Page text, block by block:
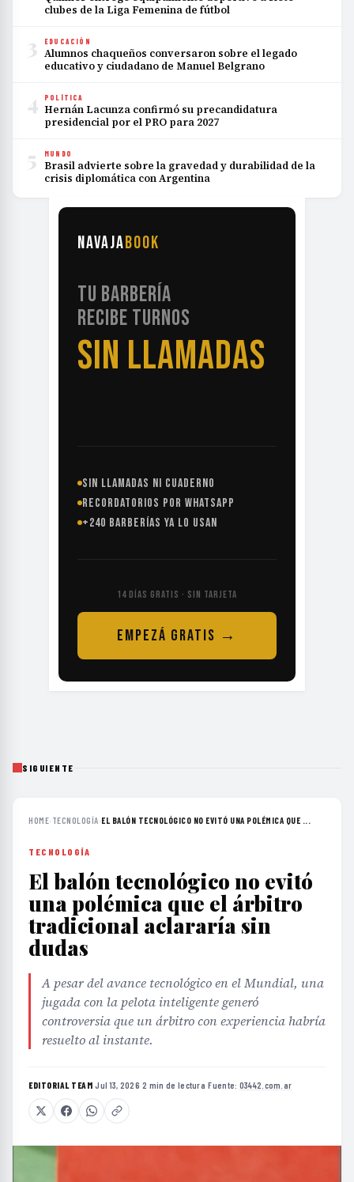
clubes de la Liga Femenina de fútbol
3 EDUCACIÓN
Alumnos chaqueños conversaron sobre el legado
educativo y ciudadano de Manuel Belgrano
4 POLÍTICA
Hernán Lacunza confirmó su precandidatura
presidencial por el PRO para 2027
5 MUNDO
Brasil advierte sobre la gravedad y durabilidad de la
crisis diplomática con Argentina
NAVAJABOOK
TU BARBERÍA
RECIBE TURNOS
SIN LLAMADAS
SIN LLAMADAS NI CUADERNO
RECORDATORIOS POR WHATSAPP
+240 BARBERÍAS YA LO USAN
14 DÍAS GRATIS · SIN TARJETA
EMPEZÁ GRATIS →
SIGUIENTE
HOME› TECNOLOGÍA›EL BALÓN TECNOLÓGICO NO EVITÓ UNA POLÉMICA QUE ...
TECNOLOGÍA
El balón tecnológico no evitó
una polémica que el árbitro
tradicional aclararía sin
dudas
A pesar del avance tecnológico en el Mundial, una
jugada con la pelota inteligente generó
controversia que un árbitro con experiencia habría
resuelto al instante.
EDITORIAL TEAM·Jul 13, 2026·2 min de lectura·Fuente: 03442.com.ar